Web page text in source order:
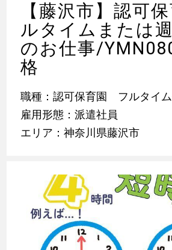
【藤沢市】認可
ルタイムまたは
のお仕事/
格
職種：認可保育園 フルタイ
雇用形態：派遣社員
エリア：神奈川県藤沢市